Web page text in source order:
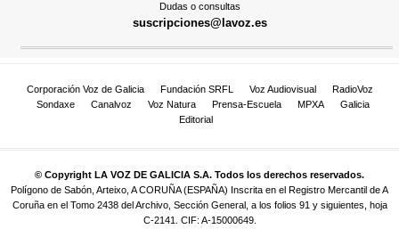
Dudas o consultas
suscripciones@lavoz.es
Corporación Voz de Galicia Fundación SRFL Voz Audiovisual
RadioVoz
Sondaxe
Canalvoz Voz Natura Prensa-Escuela MPXA
Galicia
Editorial
© Copyright LA VOZ DE GALICIA S.A. Todos los derechos reservados.
Polígono de Sabón, Arteixo, A CORUÑA (ESPAÑA) Inscrita en el Registro Mercantil de A
Coruña en el Tomo 2438 del Archivo, Sección General, a los folios 91 y siguientes, hoja
C-2141. CIF: A-15000649.